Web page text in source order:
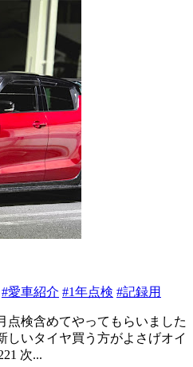
#愛車紹介 #1年点検 #記録用
点検含めてやってもらいました
しいタイヤ買う方がよさげオイ
次...